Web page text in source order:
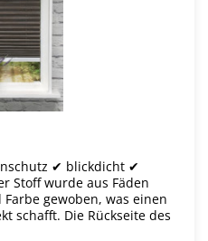
✔ blickdicht ✔
Stoff wurde aus Fäden
gewoben, was einen
schafft. Die Rückseite des